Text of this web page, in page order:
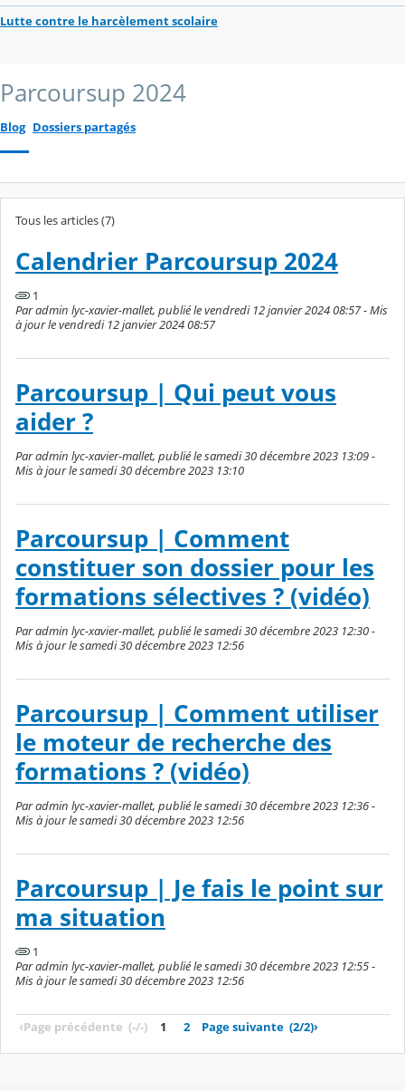
Lutte contre le harcèlement scolaire
Parcoursup 2024
Blog Dossiers partagés
Tous les articles (7)
Calendrier Parcoursup 2024
1
Par admin lyc-xavier-mallet, publié le vendredi 12 janvier 2024 08:57 - Mis
à jour le vendredi 12 janvier 2024 08:57
Parcoursup | Qui peut vous
aider ?
Par admin lyc-xavier-mallet, publié le samedi 30 décembre 2023 13:09 -
Mis à jour le samedi 30 décembre 2023 13:10
Parcoursup | Comment
constituer son dossier pour les
formations sélectives ? (vidéo)
Par admin lyc-xavier-mallet, publié le samedi 30 décembre 2023 12:30 -
Mis à jour le samedi 30 décembre 2023 12:56
Parcoursup | Comment utiliser
le moteur de recherche des
formations ? (vidéo)
Par admin lyc-xavier-mallet, publié le samedi 30 décembre 2023 12:36 -
Mis à jour le samedi 30 décembre 2023 12:56
Parcoursup | Je fais le point sur
ma situation
1
Par admin lyc-xavier-mallet, publié le samedi 30 décembre 2023 12:55 -
Mis à jour le samedi 30 décembre 2023 12:56
‹Page précédente (-/-) 1 2 Page suivante (2/2)›